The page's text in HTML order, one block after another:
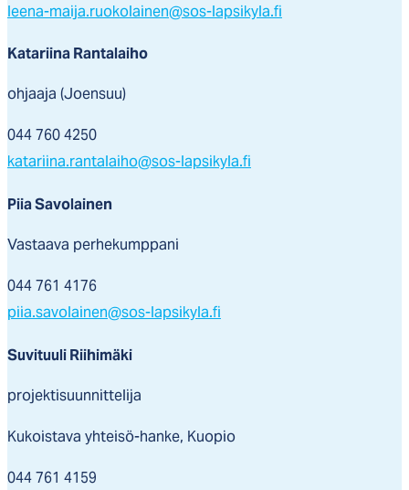
leena-maija.ruokolainen@sos-lapsikyla.fi
Katariina Rantalaiho
ohjaaja (Joensuu)
044 760 4250
katariina.rantalaiho@sos-lapsikyla.fi
Piia Savolainen
Vastaava perhekumppani
044 761 4176
piia.savolainen@sos-lapsikyla.fi
Suvituuli Riihimäki
projektisuunnittelija
Kukoistava yhteisö-hanke, Kuopio
044 761 4159